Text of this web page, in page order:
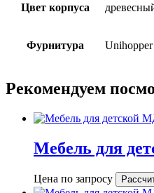
Цвет корпуса
Фурнитура Unihopper
Рекомендуем
Мебель для
Цена по запросу